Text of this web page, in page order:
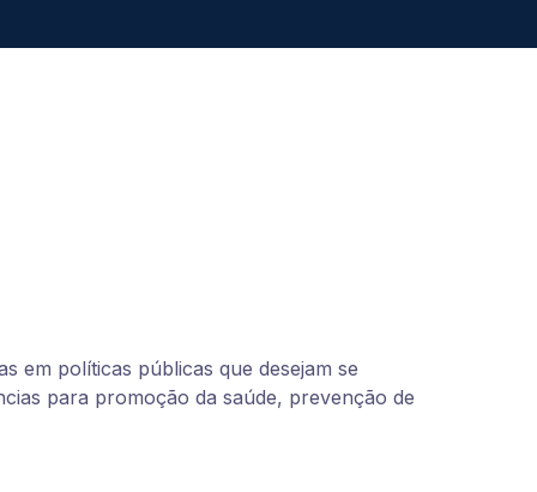
em políticas públicas que desejam se
para promoção da saúde, prevenção de